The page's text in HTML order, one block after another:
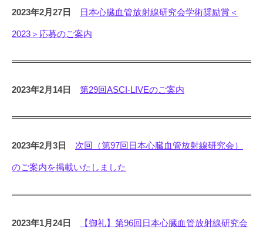
2023年2月27日 日本心臓血管放射線研究会学術奨励賞＜
2023＞応募のご案内
2023年2月14日 第29回ASCI-LIVEのご案内
2023年2月3日 次回（第97回日本心臓血管放射線研究会）
のご案内を掲載いたしました
2023年1月24日 【御礼】第96回日本心臓血管放射線研究会